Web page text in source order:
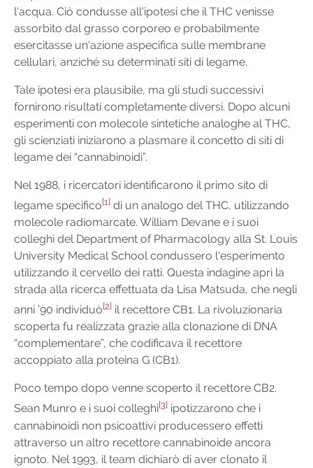
l'acqua. Ciò condusse all'ipotesi che il THC venisse
assorbito dal grasso corporeo e probabilmente
esercitasse un'azione aspecifica sulle membrane
cellulari, anziché su determinati siti di legame.
Tale ipotesi era plausibile, ma gli studi successivi
fornirono risultati completamente diversi. Dopo alcuni
esperimenti con molecole sintetiche analoghe al THC,
gli scienziati iniziarono a plasmare il concetto di siti di
legame dei “cannabinoidi”.
Nel 1988, i ricercatori identificarono il primo sito di
legame specifico[1] di un analogo del THC, utilizzando
molecole radiomarcate. William Devane e i suoi
colleghi del Department of Pharmacology alla St. Louis
University Medical School condussero l'esperimento
utilizzando il cervello dei ratti. Questa indagine aprì la
strada alla ricerca effettuata da Lisa Matsuda, che negli
anni ’90 individuò[2] il recettore CB1. La rivoluzionaria
scoperta fu realizzata grazie alla clonazione di DNA
“complementare”, che codificava il recettore
accoppiato alla proteina G (CB1).
Poco tempo dopo venne scoperto il recettore CB2.
Sean Munro e i suoi colleghi[3] ipotizzarono che i
cannabinoidi non psicoattivi producessero effetti
attraverso un altro recettore cannabinoide ancora
ignoto. Nel 1993, il team dichiarò di aver clonato il